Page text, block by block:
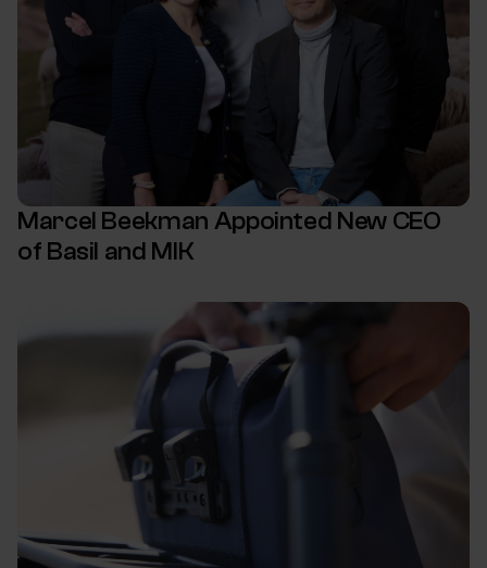
Marcel Beekman Appointed New CEO
of Basil and MIK